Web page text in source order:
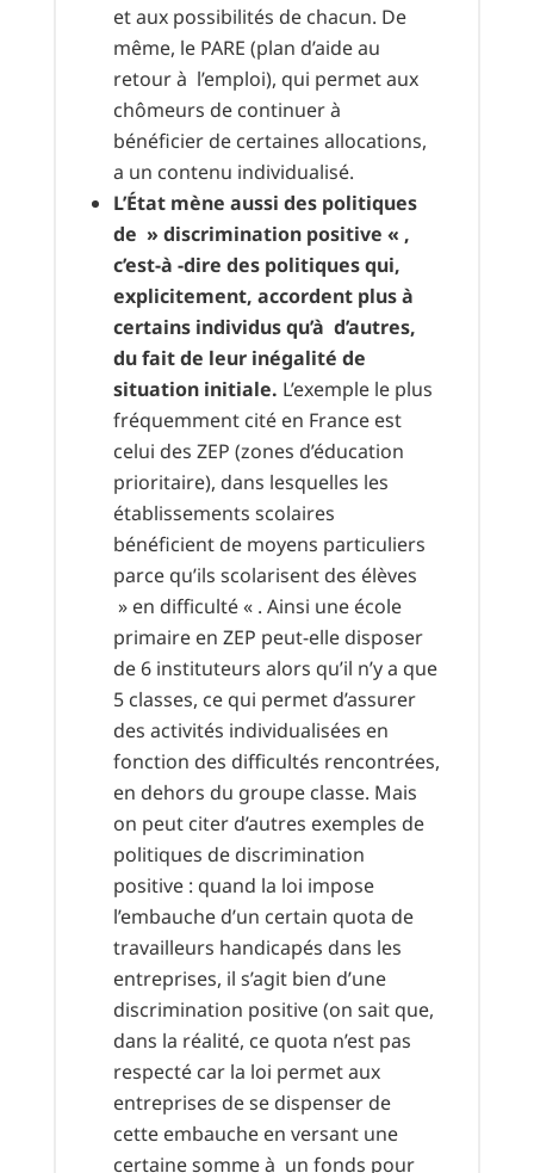
et aux possibilités de chacun. De
même, le PARE (plan d’aide au
retour à l’emploi), qui permet aux
chômeurs de continuer à
bénéficier de certaines allocations,
a un contenu individualisé.
L’État mène aussi des politiques
de » discrimination positive « ,
c’est-à -dire des politiques qui,
explicitement, accordent plus à
certains individus qu’à d’autres,
du fait de leur inégalité de
situation initiale. L’exemple le plus
fréquemment cité en France est
celui des ZEP (zones d’éducation
prioritaire), dans lesquelles les
établissements scolaires
bénéficient de moyens particuliers
parce qu’ils scolarisent des élèves
» en difficulté « . Ainsi une école
primaire en ZEP peut-elle disposer
de 6 instituteurs alors qu’il n’y a que
5 classes, ce qui permet d’assurer
des activités individualisées en
fonction des difficultés rencontrées,
en dehors du groupe classe. Mais
on peut citer d’autres exemples de
politiques de discrimination
positive : quand la loi impose
l’embauche d’un certain quota de
travailleurs handicapés dans les
entreprises, il s’agit bien d’une
discrimination positive (on sait que,
dans la réalité, ce quota n’est pas
respecté car la loi permet aux
entreprises de se dispenser de
cette embauche en versant une
certaine somme à un fonds pour